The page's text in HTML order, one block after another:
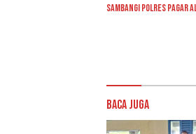
Sambangi Polres Pagar
Baca Juga